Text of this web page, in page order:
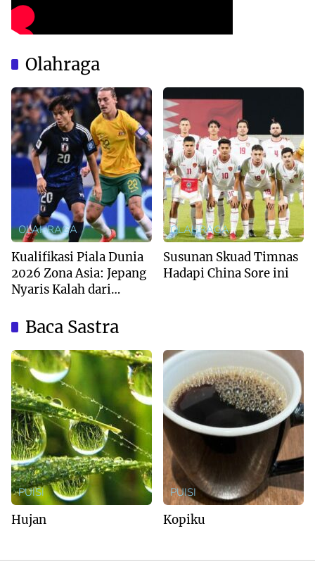
Olahraga
OLAHRAGA
Kualifikasi Piala Dunia
2026 Zona Asia: Jepang
Nyaris Kalah dari
OLAHRAGA
Susunan Skuad Timnas
Hadapi China Sore ini
Baca Sastra
PUISI
Hujan
PUISI
Kopiku